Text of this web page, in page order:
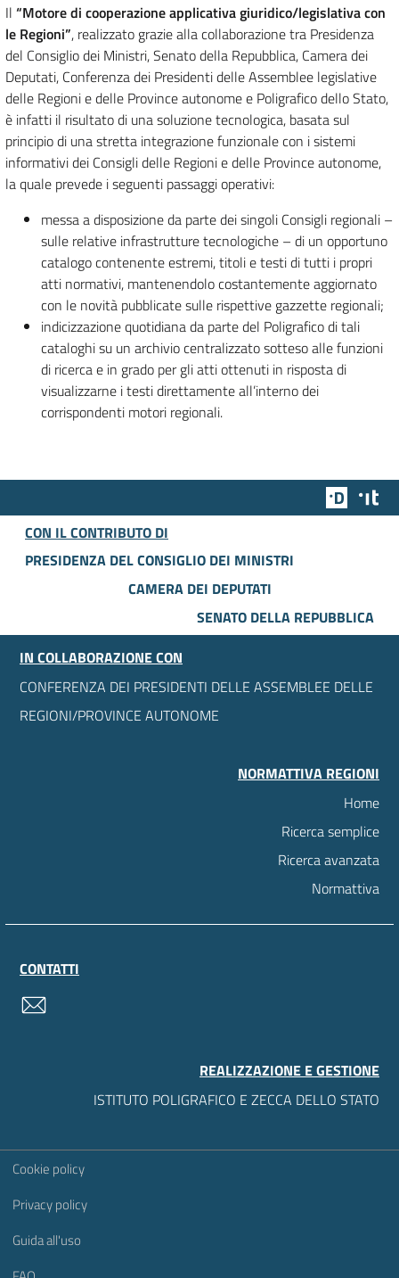
Il “Motore di cooperazione applicativa giuridico/legislativa con
le Regioni”, realizzato grazie alla collaborazione tra Presidenza
del Consiglio dei Ministri, Senato della Repubblica, Camera dei
Deputati, Conferenza dei Presidenti delle Assemblee legislative
delle Regioni e delle Province autonome e Poligrafico dello Stato,
è infatti il risultato di una soluzione tecnologica, basata sul
principio di una stretta integrazione funzionale con i sistemi
informativi dei Consigli delle Regioni e delle Province autonome,
la quale prevede i seguenti passaggi operativi:
messa a disposizione da parte dei singoli Consigli regionali –
sulle relative infrastrutture tecnologiche – di un opportuno
catalogo contenente estremi, titoli e testi di tutti i propri
atti normativi, mantenendolo costantemente aggiornato
con le novità pubblicate sulle rispettive gazzette regionali;
indicizzazione quotidiana da parte del Poligrafico di tali
cataloghi su un archivio centralizzato sotteso alle funzioni
di ricerca e in grado per gli atti ottenuti in risposta di
visualizzarne i testi direttamente all’interno dei
corrispondenti motori regionali.
Team
CON IL CONTRIBUTO DI
PRESIDENZA DEL CONSIGLIO DEI MINISTRI
CAMERA DEI DEPUTATI
SENATO DELLA REPUBBLICA
IN COLLABORAZIONE CON
CONFERENZA DEI PRESIDENTI DELLE ASSEMBLEE DELLE
REGIONI/PROVINCE AUTONOME
NORMATTIVA REGIONI
Home
Ricerca semplice
Ricerca avanzata
Normattiva
CONTATTI
REALIZZAZIONE E GESTIONE
ISTITUTO POLIGRAFICO E ZECCA DELLO STATO
Sezione Link Utili
Cookie policy
Privacy policy
Guida all'uso